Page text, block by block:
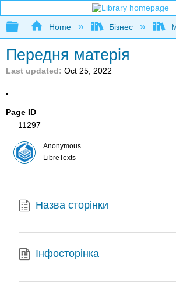
Expand/collapse global
Home Бізнес
Передня матерія
Last updated Oct 25, 2022
Page ID
11297
Anonymous
LibreTexts
Назва сторінки
Інфосторінка